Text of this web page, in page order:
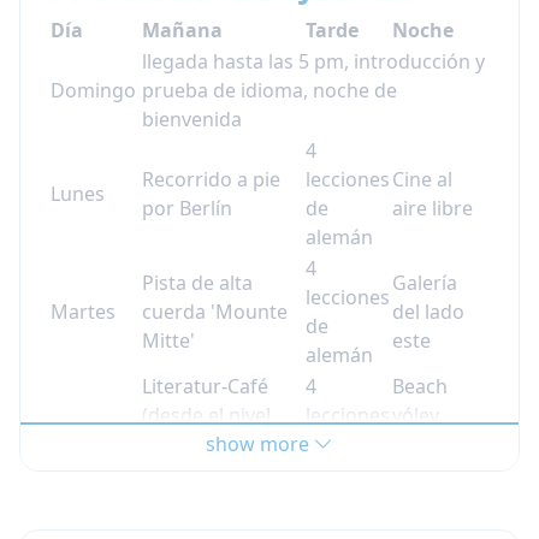
fotografía
Mañana: Natación en el Lago Wannsee o
Tarde: 4 lecciones de alemán
Noche: Club de debate, seguido de una
Mañana: Taller de arte callejero
Tarde: 4 lecciones de alemán
Noche: Salida nocturna en Kreuzberg o
noche de juegos
Sábado
Día Mañana Tarde Noche
Domingo
llegada hasta las 5 pm, introducción y
prueba de idioma, noche de
bienvenida
Lunes
Recorrido a pie
por Berlín
4
lecciones
de
alemán
Cine al
aire libre
Martes
Pista de alta
cuerda 'Mounte
Mitte'
4
lecciones
de
alemán
Galería
del lado
este
Miércoles
Literatur-Café
(desde el nivel
Isla de los
Museos
4
lecciones
de
alemán
Beach
vóley
fotografía
leccionesdebate
show more